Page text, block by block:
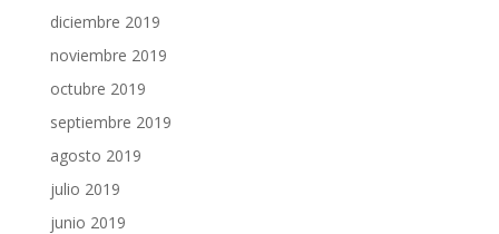
diciembre 2019
noviembre 2019
octubre 2019
septiembre 2019
agosto 2019
julio 2019
junio 2019